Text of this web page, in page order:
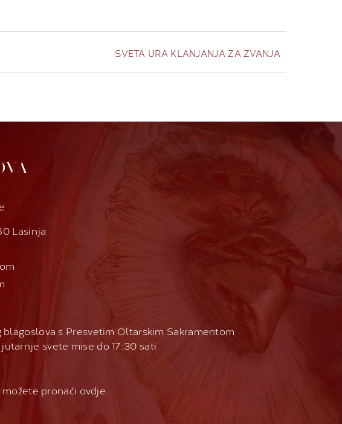
SVETA URA KLANJANJA ZA ZVANJA
Lasinja
s Presvetim Oltarskim Sakramentom
jutarnje svete mise do 17:30 sati
pronaći ovdje